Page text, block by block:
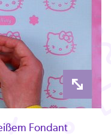
Fondant